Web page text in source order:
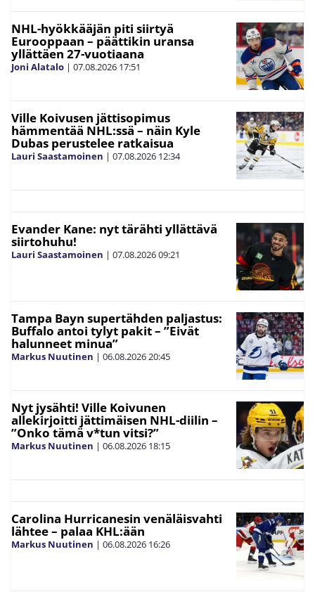
NHL-hyökkääjän piti siirtyä
Eurooppaan – päättikin uransa
yllättäen 27-vuotiaana
Joni Alatalo | 07.08.2026 17:51
Ville Koivusen jättisopimus
hämmentää NHL:ssä – näin Kyle
Dubas perustelee ratkaisua
Lauri Saastamoinen | 07.08.2026 12:34
Evander Kane: nyt tärähti yllättävä
siirtohuhu!
Lauri Saastamoinen | 07.08.202609:21
Tampa Bayn supertähden paljastus:
Buffalo antoi tylyt pakit – ”Eivät
halunneet minua”
Markus Nuutinen | 06.08.202620:45
Nyt jysähti! Ville Koivunen
allekirjoitti jättimäisen NHL-diilin –
”Onko tämä v*tun vitsi?”
Markus Nuutinen | 06.08.2026 18:15
Carolina Hurricanesin venäläisvahti
lähtee – palaa KHL:ään
Markus Nuutinen | 06.08.2026 16:26